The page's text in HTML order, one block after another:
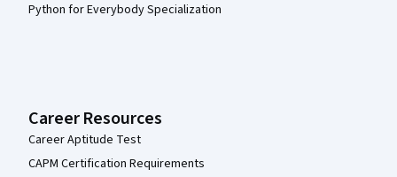
Python for Everybody Specialization
Career Resources
Career Aptitude Test
CAPM Certification Requirements